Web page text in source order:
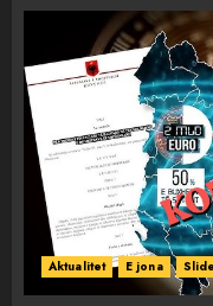
Aktualitet E jona